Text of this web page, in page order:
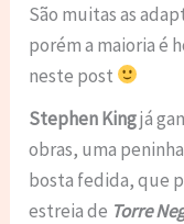
São muitas as
porém a maioria é
neste post
Stephen Kingjá
obras, uma
bosta fedida, que
estreia de Torre